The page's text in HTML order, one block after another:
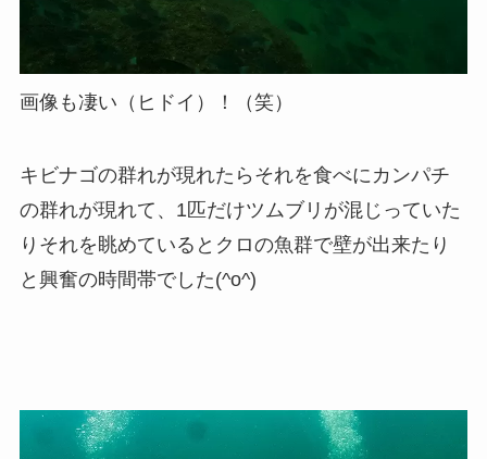
画像も凄い（ヒドイ）！（笑）
キビナゴの群れが現れたらそれを食べにカンパチ
の群れが現れて、1匹だけツムブリが混じっていた
りそれを眺めているとクロの魚群で壁が出来たり
と興奮の時間帯でした(^o^)